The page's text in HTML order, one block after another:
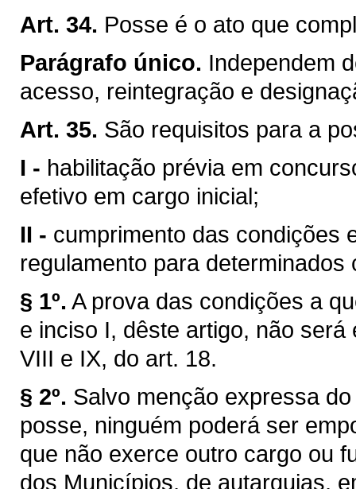
Art. 34. Posse é o ato que
Parágrafo único. Independem
acesso, reintegração e
Art. 35. São requisitos para a
I - habilitação prévia em
efetivo em cargo inicial;
II - cumprimento das condições
regulamento para
§ 1º. A prova das condições a
e inciso I, dêste artigo, não
VIII e IX, do art. 18.
§ 2º. Salvo menção expressa
posse, ninguém poderá ser
que não exerce outro cargo ou
dos Municípios, de autarquias,